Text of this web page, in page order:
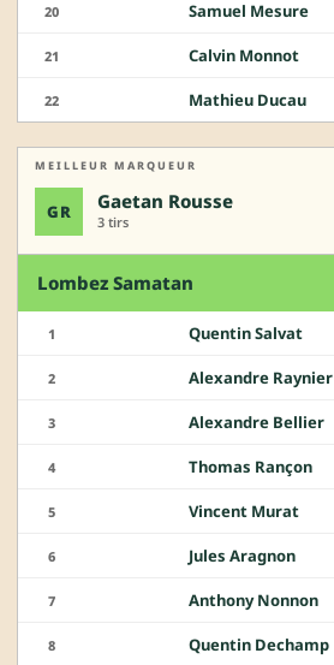
20 Samuel Mesure
21 Calvin Monnot
22 Mathieu Ducau
MEILLEUR MARQUEUR
GR Gaetan Rousse
3 tirs
Lombez Samatan
1 Quentin Salvat
2 Alexandre Raynier
3 Alexandre Bellier
4 Thomas Rançon
5 Vincent Murat
6 Jules Aragnon
7 Anthony Nonnon
8 Quentin Dechamp